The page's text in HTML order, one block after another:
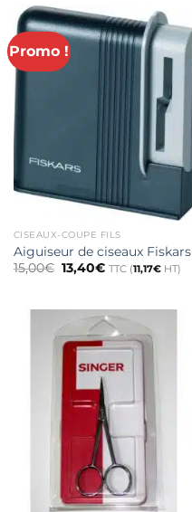
Promo !
CISEAUX-COUPE FILS
Aiguiseur de ciseaux Fiskars
15,00€ Le
prix
15,00€.
13,40€Le
13,40€.
TTC (11,17€HT)